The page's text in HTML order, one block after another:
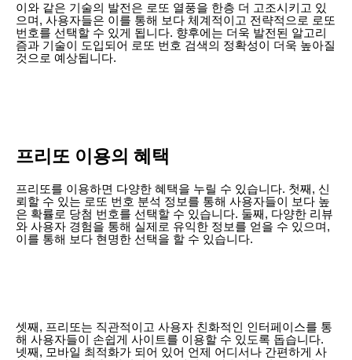
이와 같은 기술의 발전은 로또 열풍을 한층 더 고조시키고 있
으며, 사용자들은 이를 통해 보다 체계적이고 전략적으로 로또
번호를 선택할 수 있게 됩니다. 향후에는 더욱 발전된 알고리
즘과 기술이 도입되어 로또 번호 검색의 정확성이 더욱 높아질
것으로 예상됩니다.
프리또 이용의 혜택
프리또를 이용하면 다양한 혜택을 누릴 수 있습니다. 첫째, 신
뢰할 수 있는 로또 번호 분석 정보를 통해 사용자들이 보다 높
은 확률로 당첨 번호를 선택할 수 있습니다. 둘째, 다양한 리뷰
와 사용자 경험을 통해 실제로 유익한 정보를 얻을 수 있으며,
이를 통해 보다 현명한 선택을 할 수 있습니다.
셋째, 프리또는 직관적이고 사용자 친화적인 인터페이스를 통
해 사용자들이 손쉽게 사이트를 이용할 수 있도록 돕습니다.
넷째, 모바일 최적화가 되어 있어 언제 어디서나 간편하게 사